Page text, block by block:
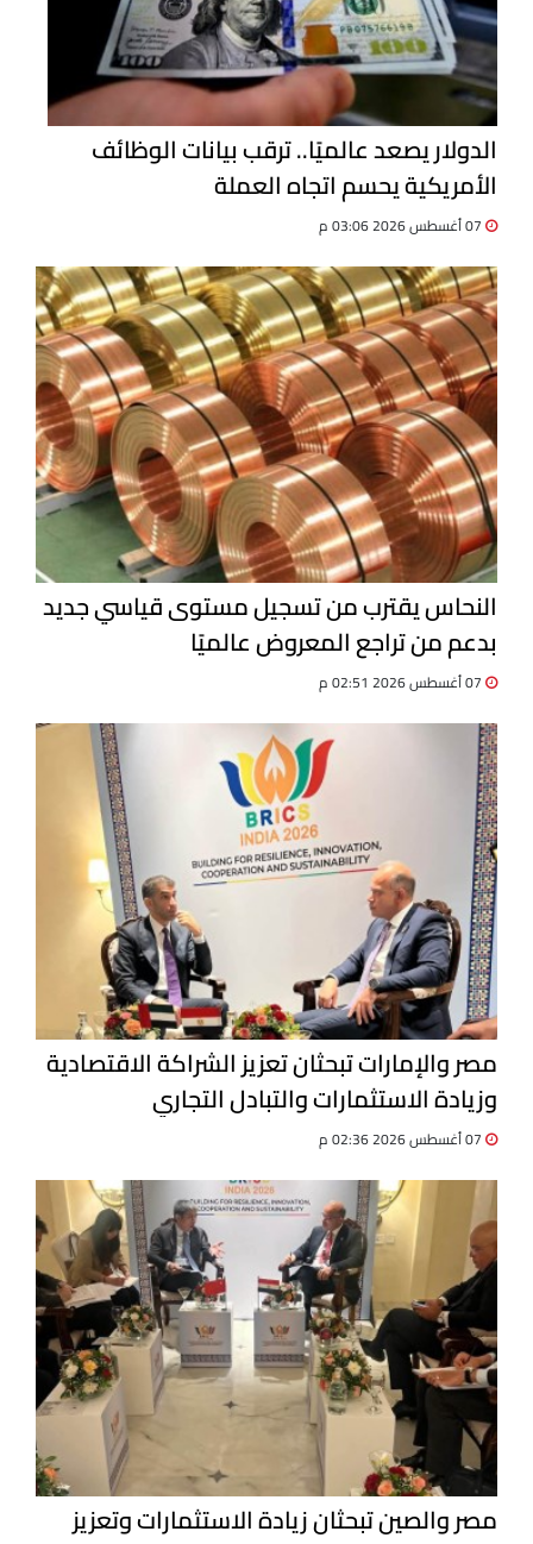
الدولار يصعد عالميًا.. ترقب بيانات الوظائف
الأمريكية يحسم اتجاه العملة
النحاس يقترب من تسجيل مستوى قياسي جديد
بدعم من تراجع المعروض عالميًا
مصر والإمارات تبحثان تعزيز الشراكة الاقتصادية
وزيادة الاستثمارات والتبادل التجاري
مصر والصين تبحثان زيادة الاستثمارات وتعزيز